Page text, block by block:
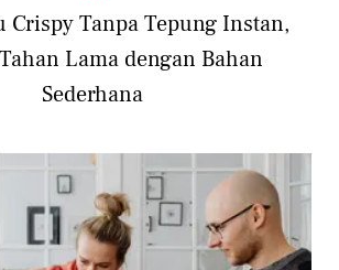
Crispy Tanpa Tepung Instan,
Lama dengan Bahan
Sederhana